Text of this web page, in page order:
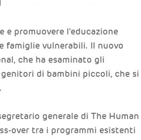
e promuovere l'educazione
famiglie vulnerabili. Il nuovo
che ha esaminato gli
di bambini piccoli, che si
generale di The Human
over tra i programmi esistenti